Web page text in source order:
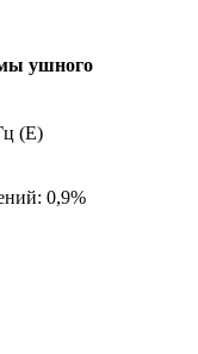
ушного
(E)
0,9%